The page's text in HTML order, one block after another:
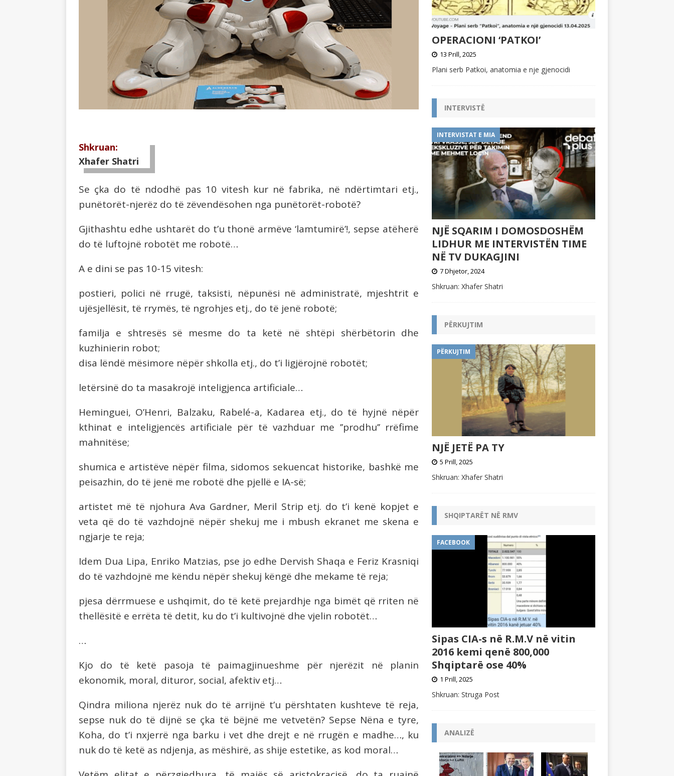
Shkruan:
Xhafer Shatri
Se çka do të ndodhë pas 10 vitesh kur në fabrika, në ndërtimtari etj.,
punëtorët-njerëz do të zëvendësohen nga punëtorët-robotë?
Gjithashtu edhe ushtarët do t’u thonë armëve ‘lamtumirë’!, sepse atëherë
do të luftojnë robotët me robotë…
A e dini se pas 10-15 vitesh:
postieri, polici në rrugë, taksisti, nëpunësi në administratë, mjeshtrit e
ujësjellësit, të rrymës, të ngrohjes etj., do të jenë robotë;
familja e shtresës së mesme do ta ketë në shtëpi shërbëtorin dhe
kuzhinierin robot;
disa lëndë mësimore nëpër shkolla etj., do t’i ligjërojnë robotët;
letërsinë do ta masakrojë inteligjenca artificiale…
Heminguei, O’Henri, Balzaku, Rabelé-a, Kadarea etj., do të hyjnë nëpër
kthinat e inteligjencës artificiale për të vazhduar me ’’prodhu’’ rrëfime
mahnitëse;
shumica e artistëve nëpër filma, sidomos sekuencat historike, bashkë me
peisazhin, do të jenë me robotë dhe pjellë e IA-së;
artistet më të njohura Ava Gardner, Meril Strip etj. do t’i kenë kopjet e
veta që do të vazhdojnë nëpër shekuj me i mbush ekranet me skena e
ngjarje te reja;
Idem Dua Lipa, Enriko Matzias, pse jo edhe Dervish Shaqa e Feriz Krasniqi
do të vazhdojnë me këndu nëpër shekuj këngë dhe mekame të reja;
pjesa dërrmuese e ushqimit, do të ketë prejardhje nga bimët që rriten në
thellësitë e errëta të detit, ku do t’i kultivojnë dhe vjelin robotët…
…
Kjo do të ketë pasoja të paimagjinueshme për njerëzit në planin
ekonomik, moral, dituror, social, afektiv etj…
Qindra miliona njerëz nuk do të arrijnë t’u përshtaten kushteve të reja,
sepse nuk do të dijnë se çka të bëjnë me vetvetën? Sepse Nëna e tyre,
Koha, do t’i nxjerrë nga barku i vet dhe drejt e në rrugën e madhe…, ku
nuk do të ketë as ndjenja, as mëshirë, as shije estetike, as kod moral…
OPERACIONI ‘PATKOI’
13 Prill, 2025
Plani serb Patkoi, anatomia e nje gjenocidi
INTERVISTË
INTERVISTAT E MIA
NJË SQARIM I DOMOSDOSHËM
LIDHUR ME INTERVISTËN TIME
NË TV DUKAGJINI
7 Dhjetor, 2024
Shkruan: Xhafer Shatri
PËRKUJTIM
PËRKUJTIM
NJË JETË PA TY
5 Prill, 2025
Shkruan: Xhafer Shatri
SHQIPTARËT NË RMV
FACEBOOK
Sipas CIA-s në R.M.V në vitin
2016 kemi qenë 800,000
Shqiptarë ose 40%
1 Prill, 2025
Shkruan: Struga Post
ANALIZË